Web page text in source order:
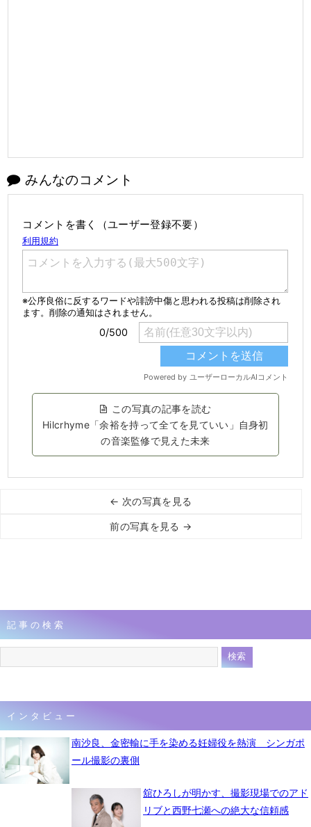
みんなのコメント
コメントを書く（ユーザー登録不要）
この写真の記事を読む
Hilcrhyme「余裕を持って全てを見ていい」自身初
の音楽監修で見えた未来
← 次の写真を見る
前の写真を見る →
記事の検索
インタビュー
南沙良、金密輸に手を染める妊婦役を熱演 シンガポ
ール撮影の裏側
舘ひろしが明かす、撮影現場でのアド
リブと西野七瀬への絶大な信頼感